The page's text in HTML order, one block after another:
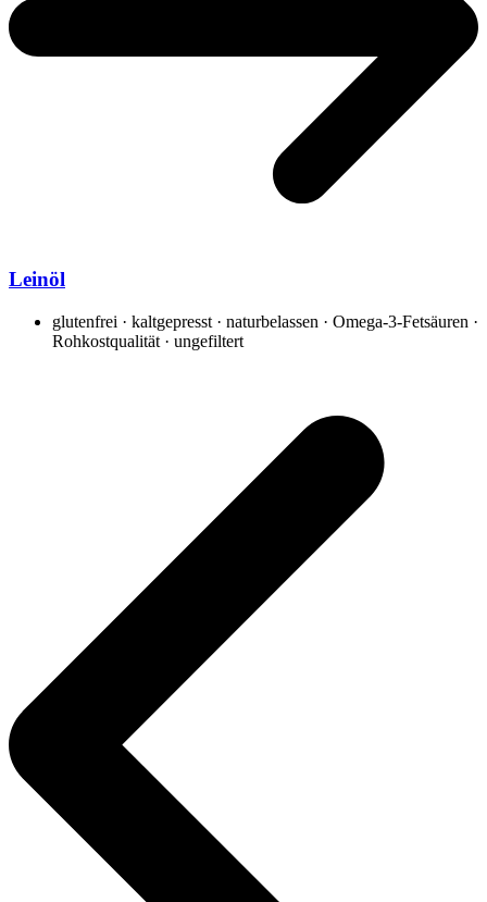
Leinöl
glutenfrei · kaltgepresst · naturbelassen · Omega-3-Fetsäuren ·
Rohkostqualität · ungefiltert